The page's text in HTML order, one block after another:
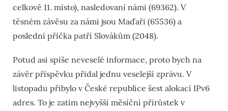
celkově 11. místo), nasledovaní námi (69362). V
těsném závěsu za námi jsou Maďaři (65536) a
poslední příčka patří Slovákům (2048).
Potud asi spíše neveselé informace, proto bych na
závěr příspěvku přidal jednu veselejší zprávu. V
listopadu přibylo v České republice šest alokací IPv6
adres. To je zatím nejvyšší měsíční přírůstek v